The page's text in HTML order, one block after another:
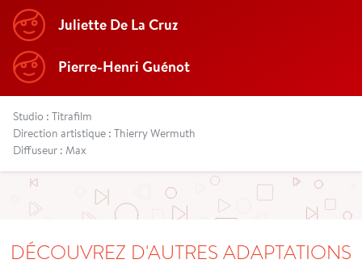
Juliette De La Cruz
Pierre-Henri Guénot
Studio : Titrafilm
Direction artistique : Thierry Wermuth
Diffuseur : Max
DÉCOUVREZ D'AUTRES ADAPTATIONS